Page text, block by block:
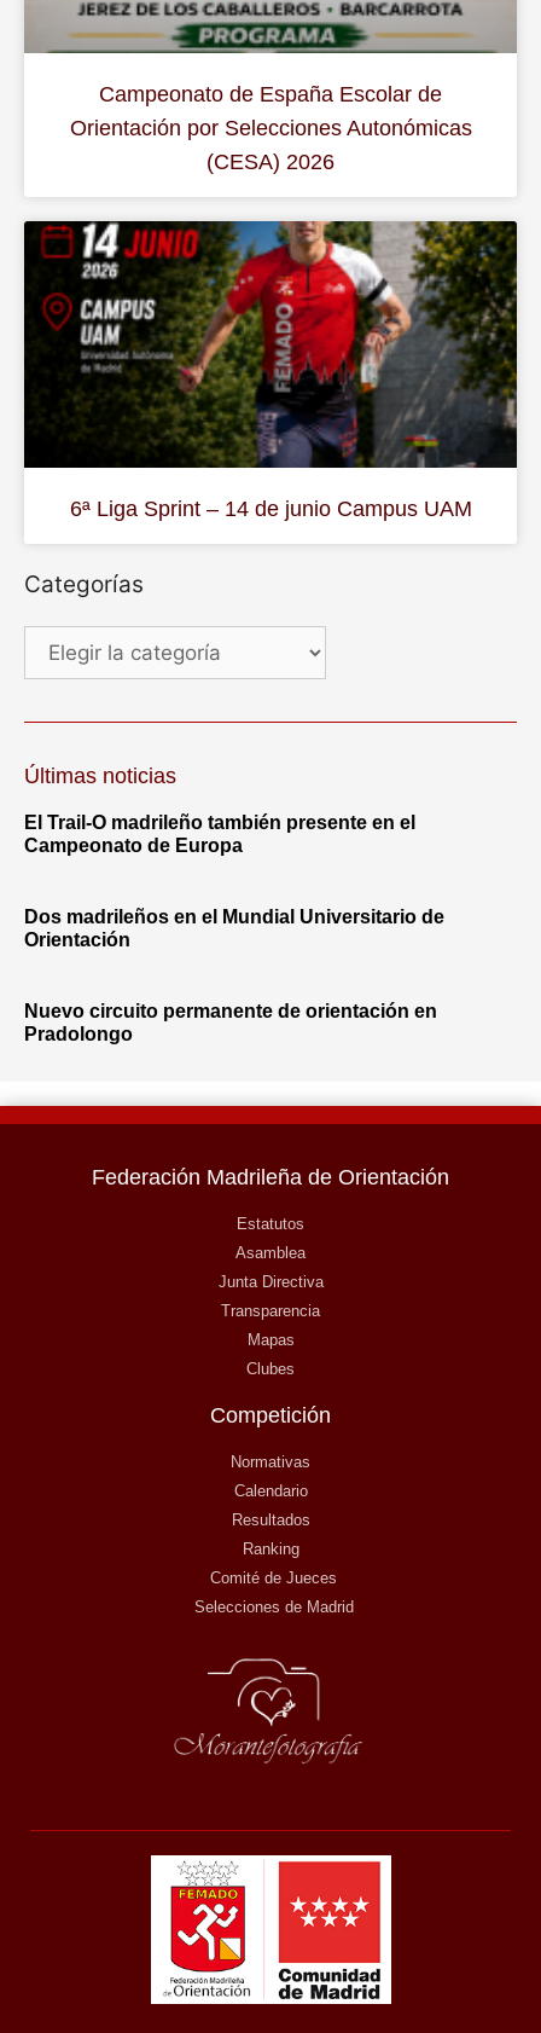
Campeonato de España Escolar de
Orientación por Selecciones Autonómicas
(CESA) 2026
6ª Liga Sprint – 14 de junio Campus UAM
Categorías
Últimas noticias
El Trail-O madrileño también presente en el
Campeonato de Europa
Dos madrileños en el Mundial Universitario de
Orientación
Nuevo circuito permanente de orientación en
Pradolongo
Federación Madrileña de Orientación
Estatutos
Asamblea
Junta Directiva
Transparencia
Mapas
Clubes
Competición
Normativas
Calendario
Resultados
Ranking
Comité de Jueces
Selecciones de Madrid